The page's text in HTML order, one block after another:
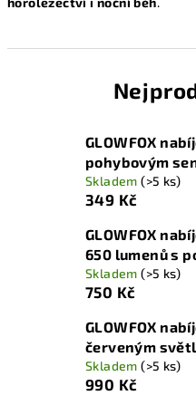
GLOWFOX
pohybovým
Skladem(>5 ks)
349 Kč
GLOWFOX
650 lumenů s
Skladem(>5 ks)
750 Kč
GLOWFOX
červeným
Skladem(>5 ks)
990 Kč